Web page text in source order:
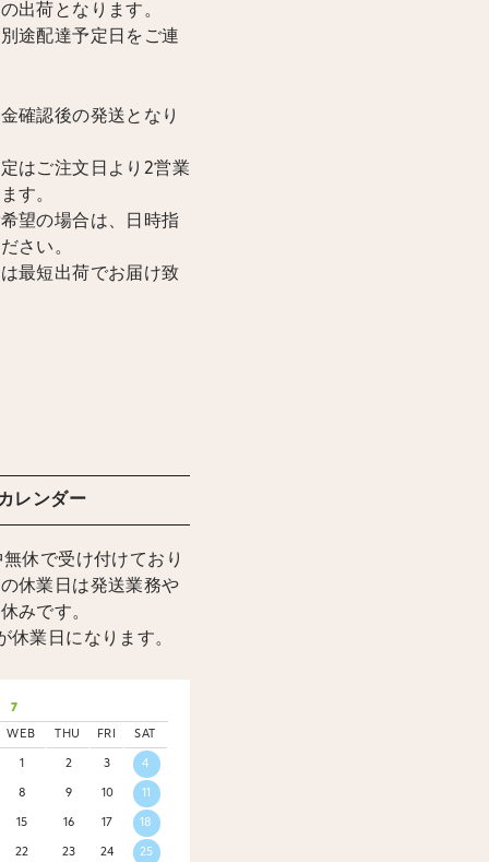
出荷となります。
途配達予定日をご連
確認後の発送となり
はご注文日より2営業
す。
望の場合は、日時指
さい。
最短出荷でお届け致
レンダー
休で受け付けており
休業日は発送業務や
みです。
業日になります。
7
WEB THU FRI SAT
1 2 3 4
8 9 10 11
15 16 17 18
22 23 24 25